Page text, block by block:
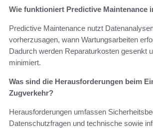
Wie funktioniert Predictive Maintenance
Predictive Maintenance nutzt
vorherzusagen, wann Wartungsarbeiten
Dadurch werden Reparaturkosten gesenkt
minimiert.
Was sind die Herausforderungen beim
Zugverkehr?
Herausforderungen umfassen
Datenschutzfragen und technische sowie